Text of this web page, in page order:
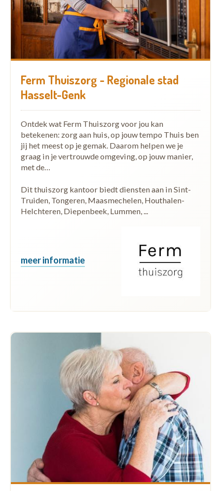
Ferm Thuiszorg - Regionale stad
Hasselt-Genk
Ontdek wat Ferm Thuiszorg voor jou kan
betekenen: zorg aan huis, op jouw tempo Thuis ben
jij het meest op je gemak. Daarom helpen we je
graag in je vertrouwde omgeving, op jouw manier,
met de…
Dit thuiszorg kantoor biedt diensten aan in Sint-
Truiden, Tongeren, Maasmechelen, Houthalen-
Helchteren, Diepenbeek, Lummen, ...
meer informatie